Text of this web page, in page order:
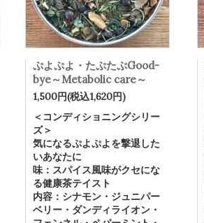
ぷよぷよ・たぷたぷGood-
bye～Metabolic care～
1,500円(税込1,620円)
＜コンディショニングシリー
ズ＞
気になるぷよぷよを撃退した
いあなたに
味：スパイス風味がクセにな
る健康茶テイスト
内容：シナモン・ジュニパー
ベリー・ダンディライオン・